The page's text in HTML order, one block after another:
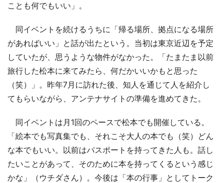
ことも何でもいい」。
同イベントを続けるうちに「帰る場所、拠点になる場所
があればいい」と話が出たという。当初は東京近辺を予定
していたが、思うような物件がなかった。「たまたま以前
旅行した松本に来てみたら、何だかいいかもと思った
（笑）」。昨年7月に訪れた後、知人を通じて人を紹介し
てもらいながら、アンテナサイトの準備を進めてきた。
同イベントは月1回のペースで松本でも開催している。
「絵本でも写真集でも、それこそ大人の本でも（笑）どん
な本でもいい。以前はパスポートを持ってきた人も。話し
たいことがあって、そのために本を持ってくるという感じ
かな」（ウチダさん）。今後は「本の行事」としてトーク